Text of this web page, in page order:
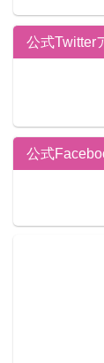
公式Twitter
公式